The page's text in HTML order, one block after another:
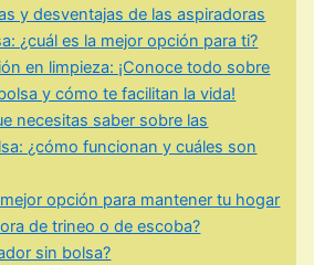
y desventajas de las aspiradoras
¿cuál es la mejor opción para ti?
en limpieza: ¡Conoce todo sobre
y cómo te facilitan la vida!
necesitas saber sobre las
¿cómo funcionan y cuáles son
opción para mantener tu hogar
de trineo o de escoba?
sin bolsa?